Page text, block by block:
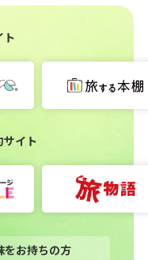
ト
イト
をお持ちの方